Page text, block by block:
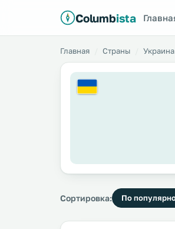
Columbista
Главная Страны Украина
Сортировка: По